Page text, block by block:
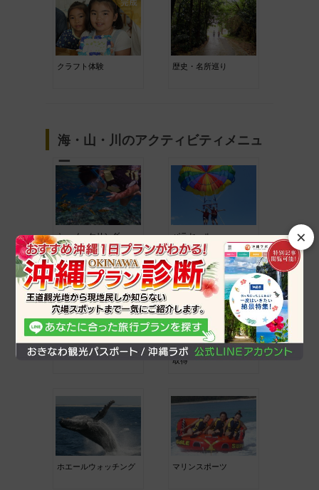
クラフト体験 歴史・名所巡り
海・山・川のアクティビティメニュ
ー
シュノーケリング パラセール
体験ダイビング
ダイビングライセンス
取得
ホエールウォッチング マリンスポーツ
×